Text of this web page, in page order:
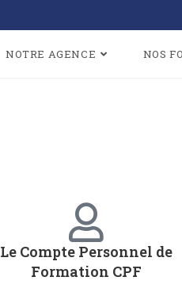
NOTRE AGENCE NOS
Le Compte Personnel de
Formation CPF